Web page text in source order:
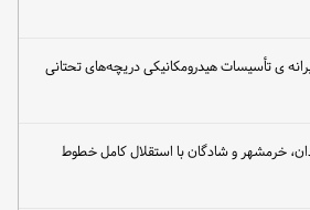
ی تأسیسات هیدرومکانیکی دریچه‌های تحتانی
خرمشهر و شادگان با استقلال کامل خطوط